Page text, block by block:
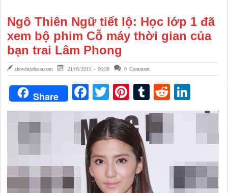
Ngô Thiên Ngữ tiết lộ: Học lớp 1 đã
xem bộ phim Cỗ máy thời gian của
bạn trai Lâm Phong
showbizchaua.com 21/05/2015 - 06:58 0 Comment
Share Facebook
TwitterPinterest
TumblrReddit